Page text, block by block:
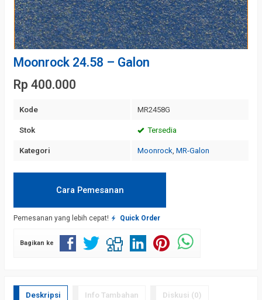
Moonrock 24.58 – Galon
Rp 400.000
Kode MR2458G
Stok Tersedia
Kategori Moonrock, MR-Galon
Cara Pemesanan
Pemesanan yang lebih cepat! Quick Order
Bagikan ke
Deskripsi Info Tambahan Diskusi (0)